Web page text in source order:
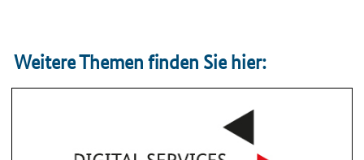
Weitere Themen finden Sie hier: